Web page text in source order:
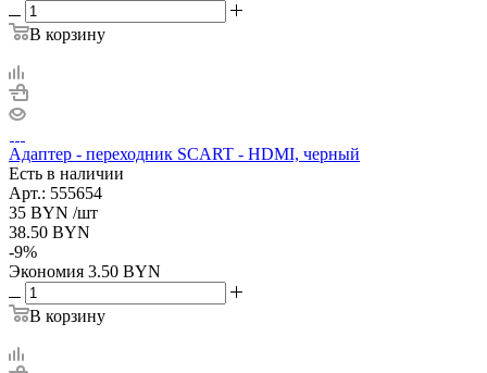
В корзину
Адаптер - переходник SCART - HDMI, черный
Есть в наличии
Арт.: 555654
35 BYN /шт
38.50 BYN
-9%
Экономия 3.50 BYN
В корзину